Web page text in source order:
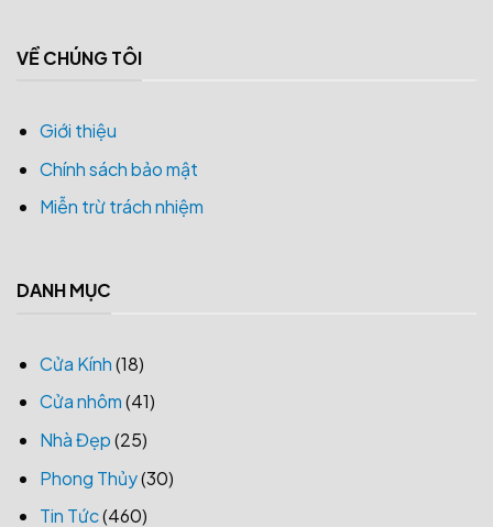
VỀ CHÚNG TÔI
Giới thiệu
Chính sách bảo mật
Miễn trừ trách nhiệm
DANH MỤC
Cửa Kính(18)
Cửa nhôm(41)
Nhà Đẹp(25)
Phong Thủy(30)
Tin Tức(460)